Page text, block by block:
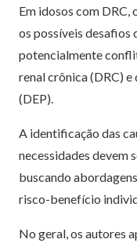
Em idosos com
os possíveis desafios
potencialmente
renal crônica (DRC)
(DEP).
A identificação das
necessidades devem
buscando
risco-benefício
No geral, os autores